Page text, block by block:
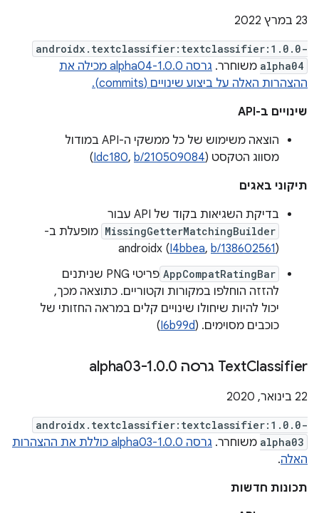
23 במרץ 2022
androidx.textclassifier:textclassifier:1.0.0-
alpha04 משוחרר.
גרסה 1.0.0-alpha04 מכילה את
ההצהרות האלה על ביצוע שינויים (commits).
שינויים ב-API
הוצאה משימוש של כל ממשקי ה-API במודול
מסווג הטקסט (
Idc180, b/210509084
)
תיקוני באגים
בדיקת השגיאות בקוד של API עבור
MissingGetterMatchingBuilder מופעלת ב-
androidx (I4bbea, b/138602561)
AppCompatRatingBar
פריטי PNG שניתנים
להזזה הוחלפו במקורות וקטוריים. כתוצאה מכך,
יכול להיות שיחולו שינויים קלים במראה החזותי של
כוכבים מסוימים. (I6b99d
)
TextClassifier גרסה 1 .0.0-alpha03
22 בינואר, 2020
androidx.textclassifier:textclassifier:1.0.0-
alpha03 משוחרר.
גרסה 1.0.0-alpha03 כוללת את ההצהרות
האלה.
תכונות חדשות